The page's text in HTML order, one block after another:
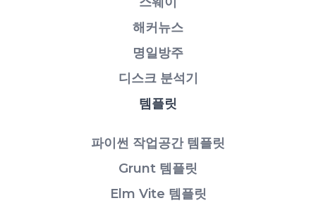
해커뉴스
명일방주
디스크 분석기
템플릿
파이썬 작업공간 템플릿
Grunt 템플릿
Elm Vite 템플릿